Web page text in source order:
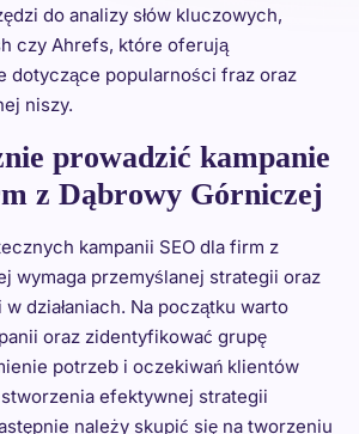
do analizy słów kluczowych,
czy Ahrefs, które oferują
dotyczące popularności fraz oraz
niszy.
prowadzić kampanie
z Dąbrowy Górniczej
kampanii SEO dla firm z
wymaga przemyślanej strategii oraz
działaniach. Na początku warto
oraz zidentyfikować grupę
potrzeb i oczekiwań klientów
efektywnej strategii
należy skupić się na tworzeniu